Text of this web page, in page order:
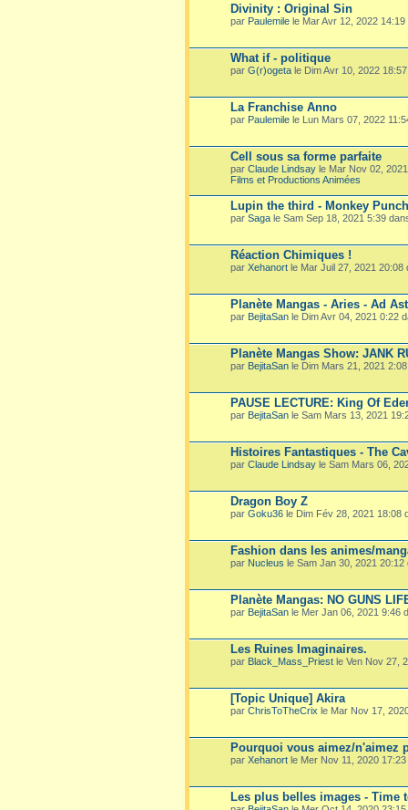
Divinity : Original Sin
par Paulemile le Mar Avr 12, 2022
What if - politique
par G(r)ogeta le Dim Avr 10, 2022
La Franchise Anno
par Paulemile le Lun Mars 07, 2022
Cell sous sa forme parfaite
par Claude Lindsay le Mar Nov 02,
Films et Productions Animées
Lupin the third - Monkey Punch
par Saga le Sam Sep 18, 2021 5:39
Réaction Chimiques !
par Xehanort le Mar Juil 27, 2021
Planète Mangas - Aries - Ad
par BejitaSan le Dim Avr 04, 2021 0:22
Planète Mangas Show: JANK
par BejitaSan le Dim Mars 21, 2021
PAUSE LECTURE: King Of
par BejitaSan le Sam Mars 13, 2021
Histoires Fantastiques - The
par Claude Lindsay le Sam Mars 06,
Dragon Boy Z
par Goku36 le Dim Fév 28, 2021 18:08
Fashion dans les animes/
par Nucleus le Sam Jan 30, 2021
Planète Mangas: NO GUNS
par BejitaSan le Mer Jan 06, 2021 9:46
Les Ruines Imaginaires.
par Black_Mass_Priest le Ven Nov 27,
[Topic Unique] Akira
par ChrisToTheCrix le Mar Nov 17,
Pourquoi vous aimez/n'aimez
par Xehanort le Mer Nov 11, 2020
Les plus belles images - Time